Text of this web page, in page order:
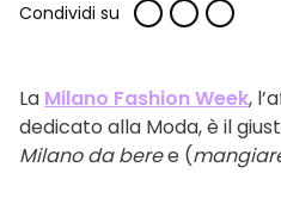
Condividi su
La Milano Fashion Week,
dedicato alla Moda, è il
Milano da beree (